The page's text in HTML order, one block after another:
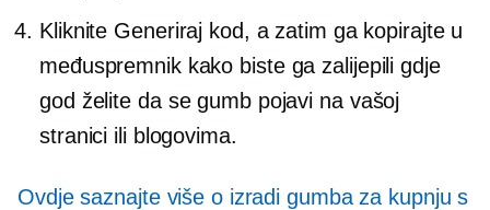
Kliknite Generiraj kod, a zatim ga kopirajte u
međuspremnik kako biste ga zalijepili gdje
god želite da se gumb pojavi na vašoj
stranici ili blogovima.
Ovdje saznajte više o izradi gumba za kupnju s